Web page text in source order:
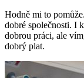
Hodně mi to
dobré společnosti. I
dobrou práci, ale
dobrý plat.